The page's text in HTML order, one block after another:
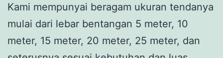
Kami mempunyai beragam ukuran tendanya
mulai dari lebar bentangan 5 meter, 10
meter, 15 meter, 20 meter, 25 meter, dan